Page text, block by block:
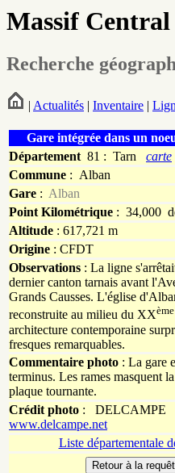
Massif
Recherche
| Actualités | Inventaire |
Gare intégrée dans un
Département 81 : Tarn carte
Commune : Alban
Gare : Alban
Point Kilométrique : 34,000
Altitude : 617,721 m
Origine : CFDT
Observations : La ligne
dernier canton tarnais avant
Grands Causses. L'église
reconstruite au milieu du XXème
architecture contemporaine
fresques remarquables.
Commentaire photo : La gare
terminus. Les rames masquent
plaque tournante.
Crédit photo :
DELCAMPE
www.delcampe.net
Liste départementale